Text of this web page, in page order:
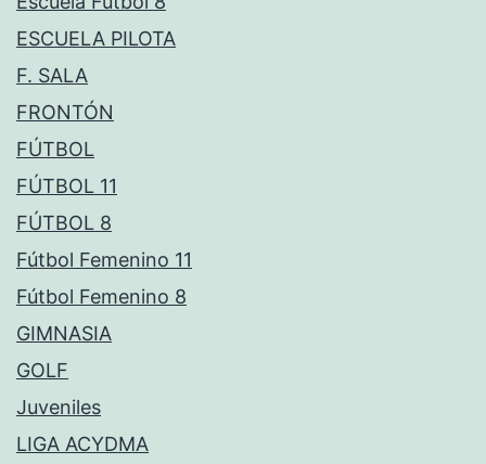
ESCUELA PILOTA
F. SALA
FRONTÓN
FÚTBOL
FÚTBOL 11
FÚTBOL 8
Fútbol Femenino 11
Fútbol Femenino 8
GIMNASIA
GOLF
Juveniles
LIGA ACYDMA